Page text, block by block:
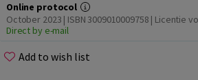
Online protocol
October 2023 | ISBN 3009010009758 | Licentie
Direct by e-mail
Add to wish list